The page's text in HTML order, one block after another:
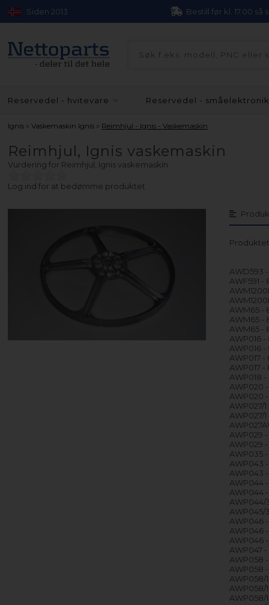
Siden 2013 Bestill før kl. 17.00 så
Reservedel - hvitevare Reservedel -
Ignis »Vaskemaskin Ignis » Reimhjul - Ignis - Vaskemaskin
Reimhjul, Ignis vaskemaskin
Vurdering for Reimhjul, Ignis vaskemaskin
Log ind for at bedømme produktet
AWD593
AWF591 -
AWM65 -
AWM65 -
AWM65 -
AWP016
AWP016
AWP017
AWP017
AWP018
AWP020
AWP020
AWP027/
AWP027/1
AWP029
AWP029
AWP035
AWP043
AWP043
AWP044
AWP044
AWP044/
AWP045/
AWP046
AWP046
AWP046
AWP047
AWP058
AWP058
AWP058/
AWP058/
AWP058/